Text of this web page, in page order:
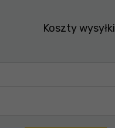
Koszty wysyłki